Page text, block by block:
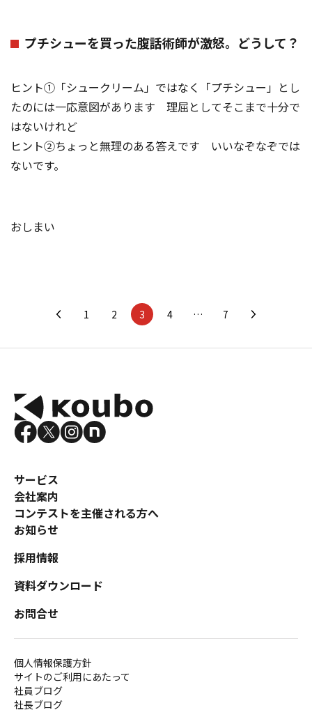
プチシューを買った腹話術師が激怒。どうして？
ヒント①「シュークリーム」ではなく「プチシュー」とし
たのには一応意図があります 理屈としてそこまで十分で
はないけれど
ヒント➁ちょっと無理のある答えです いいなぞなぞでは
ないです。
おしまい
1 2 3 4 … 7
サービス
会社案内
コンテストを主催される方へ
お知らせ
採用情報
資料ダウンロード
お問合せ
個人情報保護方針
サイトのご利用にあたって
社員ブログ
社長ブログ